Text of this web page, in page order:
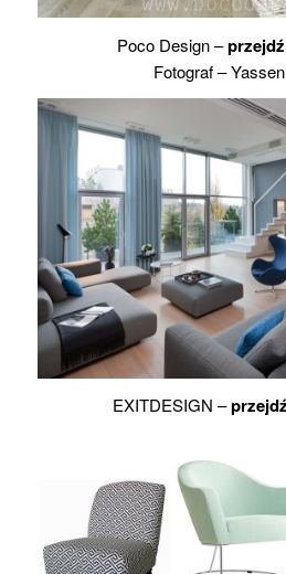
Poco Design –
Fotograf –
EXITDESIGN –